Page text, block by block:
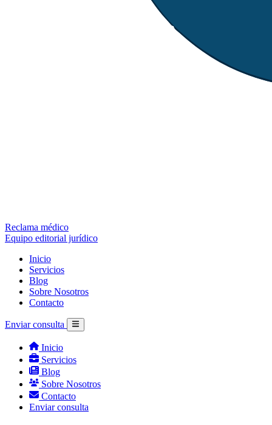
Reclama médico
Equipo editorial jurídico
Inicio
Servicios
Blog
Sobre Nosotros
Contacto
Enviar consulta
Inicio
Servicios
Blog
Sobre Nosotros
Contacto
Enviar consulta